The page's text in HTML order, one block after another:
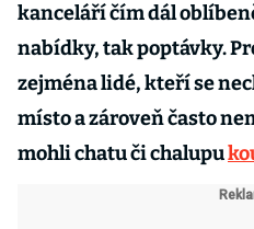
kanceláří čím dál
nabídky, tak poptávky.
zejména lidé, kteří se
místo a zároveň často
mohli chatu či chalupu